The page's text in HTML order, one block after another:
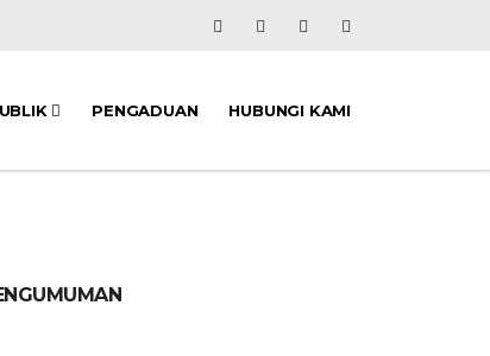
PENGADUAN HUBUNGI KAMI